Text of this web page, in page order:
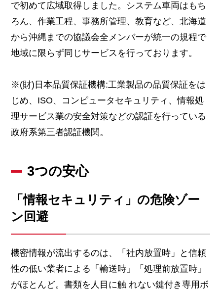
で初めて広域取得しました。システム車両はもち
ろん、作業工程、事務所管理、教育など、北海道
から沖縄までの協議会全メンバーが統一の規程で
地域に限らず同じサービスを行っております。
※(財)日本品質保証機構:工業製品の品質保証をは
じめ、ISO、コンピュータセキュリティ、情報処
理サービス業の安全対策などの認証を行っている
政府系第三者認証機関。
3つの安心
「情報セキュリティ」の危険ゾー
ン回避
機密情報が流出するのは、「社内放置時」と信頼
性の低い業者による「輸送時」「処理前放置時」
がほとんど。書類を人目に触 れない鍵付き専用ボ